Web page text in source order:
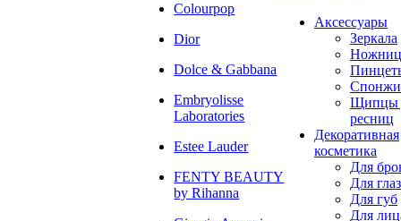
Colourpop
Dior
Dolce & Gabbana
Embryolisse
Laboratories
Estee Lauder
FENTY BEAUTY
by Rihanna
Аксессуары
Зеркала
Спонжи
Щипцы
ресниц
Декоративная
косметика
Для
Для глаз
Для губ
Для